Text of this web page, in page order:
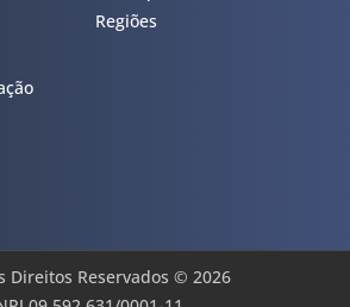
Regiões
Direitos Reservados © 2026